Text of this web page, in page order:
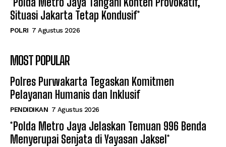
Situasi Jakarta Tetap Kondusif*
POLRI 7 Agustus 2026
MOST POPULAR
Polres Purwakarta Tegaskan Komitmen
Pelayanan Humanis dan Inklusif
PENDIDIKAN 7 Agustus 2026
*Polda Metro Jaya Jelaskan Temuan 996 Benda
Menyerupai Senjata di Yayasan Jaksel*